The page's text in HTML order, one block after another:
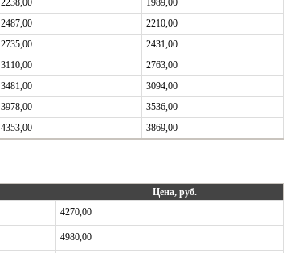
2238,00
1989,00
2487,00
2210,00
2735,00
2431,00
3110,00
2763,00
3481,00
3094,00
3978,00
3536,00
4353,00 3869,00
Цена, руб.
4270,00
4980,00